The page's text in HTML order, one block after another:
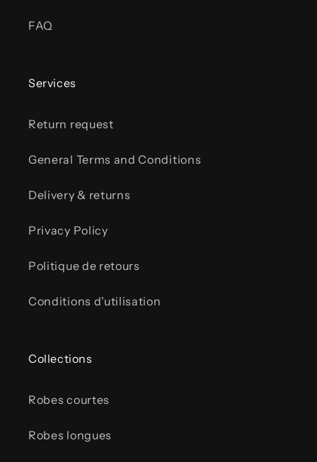
FAQ
Services
Return request
General Terms and Conditions
Delivery & returns
Privacy Policy
Politique de retours
Conditions d'utilisation
Collections
Robes courtes
Robes longues